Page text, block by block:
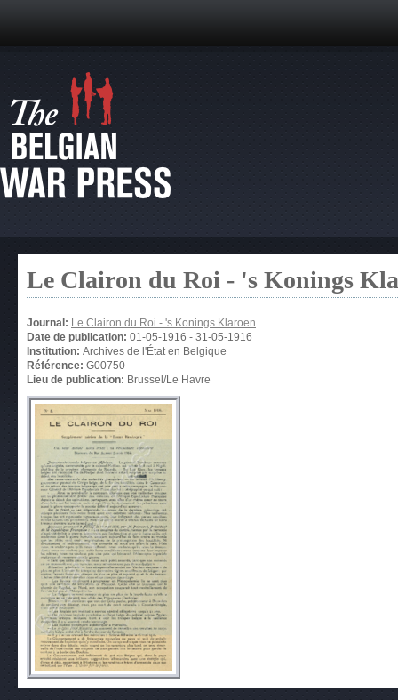
Le Clairon du Roi - 's Konings
Journal: Le Clairon du Roi - 's Konings Klaroen
Date de publication: 01-05-1916 - 31-05-1916
Institution: Archives de l'État en Belgique
Référence: G00750
Lieu de publication: Brussel/Le Havre